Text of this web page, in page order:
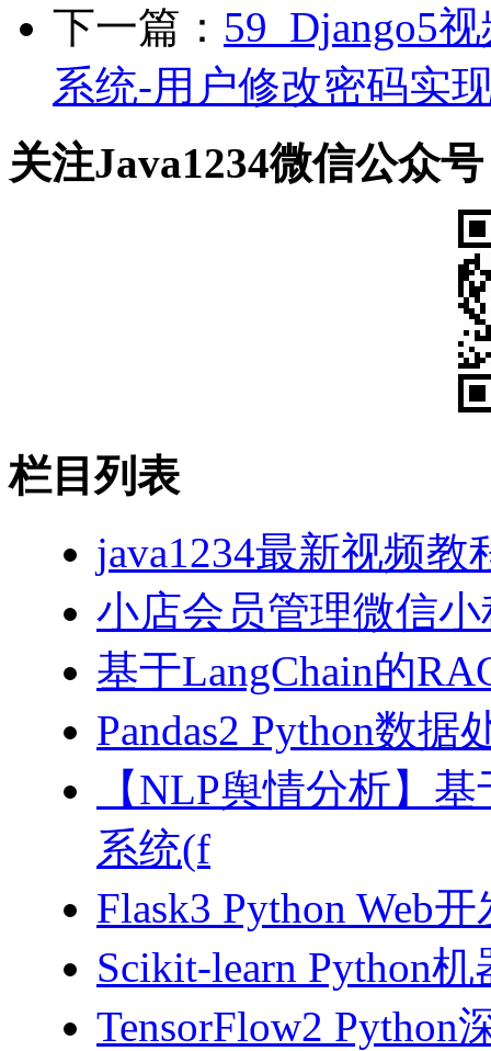
下一篇： 59_Django5
系统-用户修改密码实
关注Java1234微信公众号
栏目列表
java1234最新视频教
小店会员管理微信
基于LangChain的
Pandas2 Python数
【NLP舆情分析】
系统(f
Flask3 Python Web
Scikit-learn Python
TensorFlow2 Python